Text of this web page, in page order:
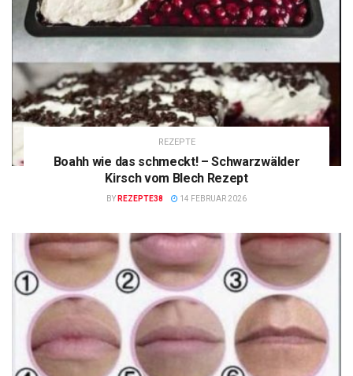
REZEPTE
Boahh wie das schmeckt! – Schwarzwälder
Kirsch vom Blech Rezept
BY REZEPTE38 14 FEBRUAR 2026